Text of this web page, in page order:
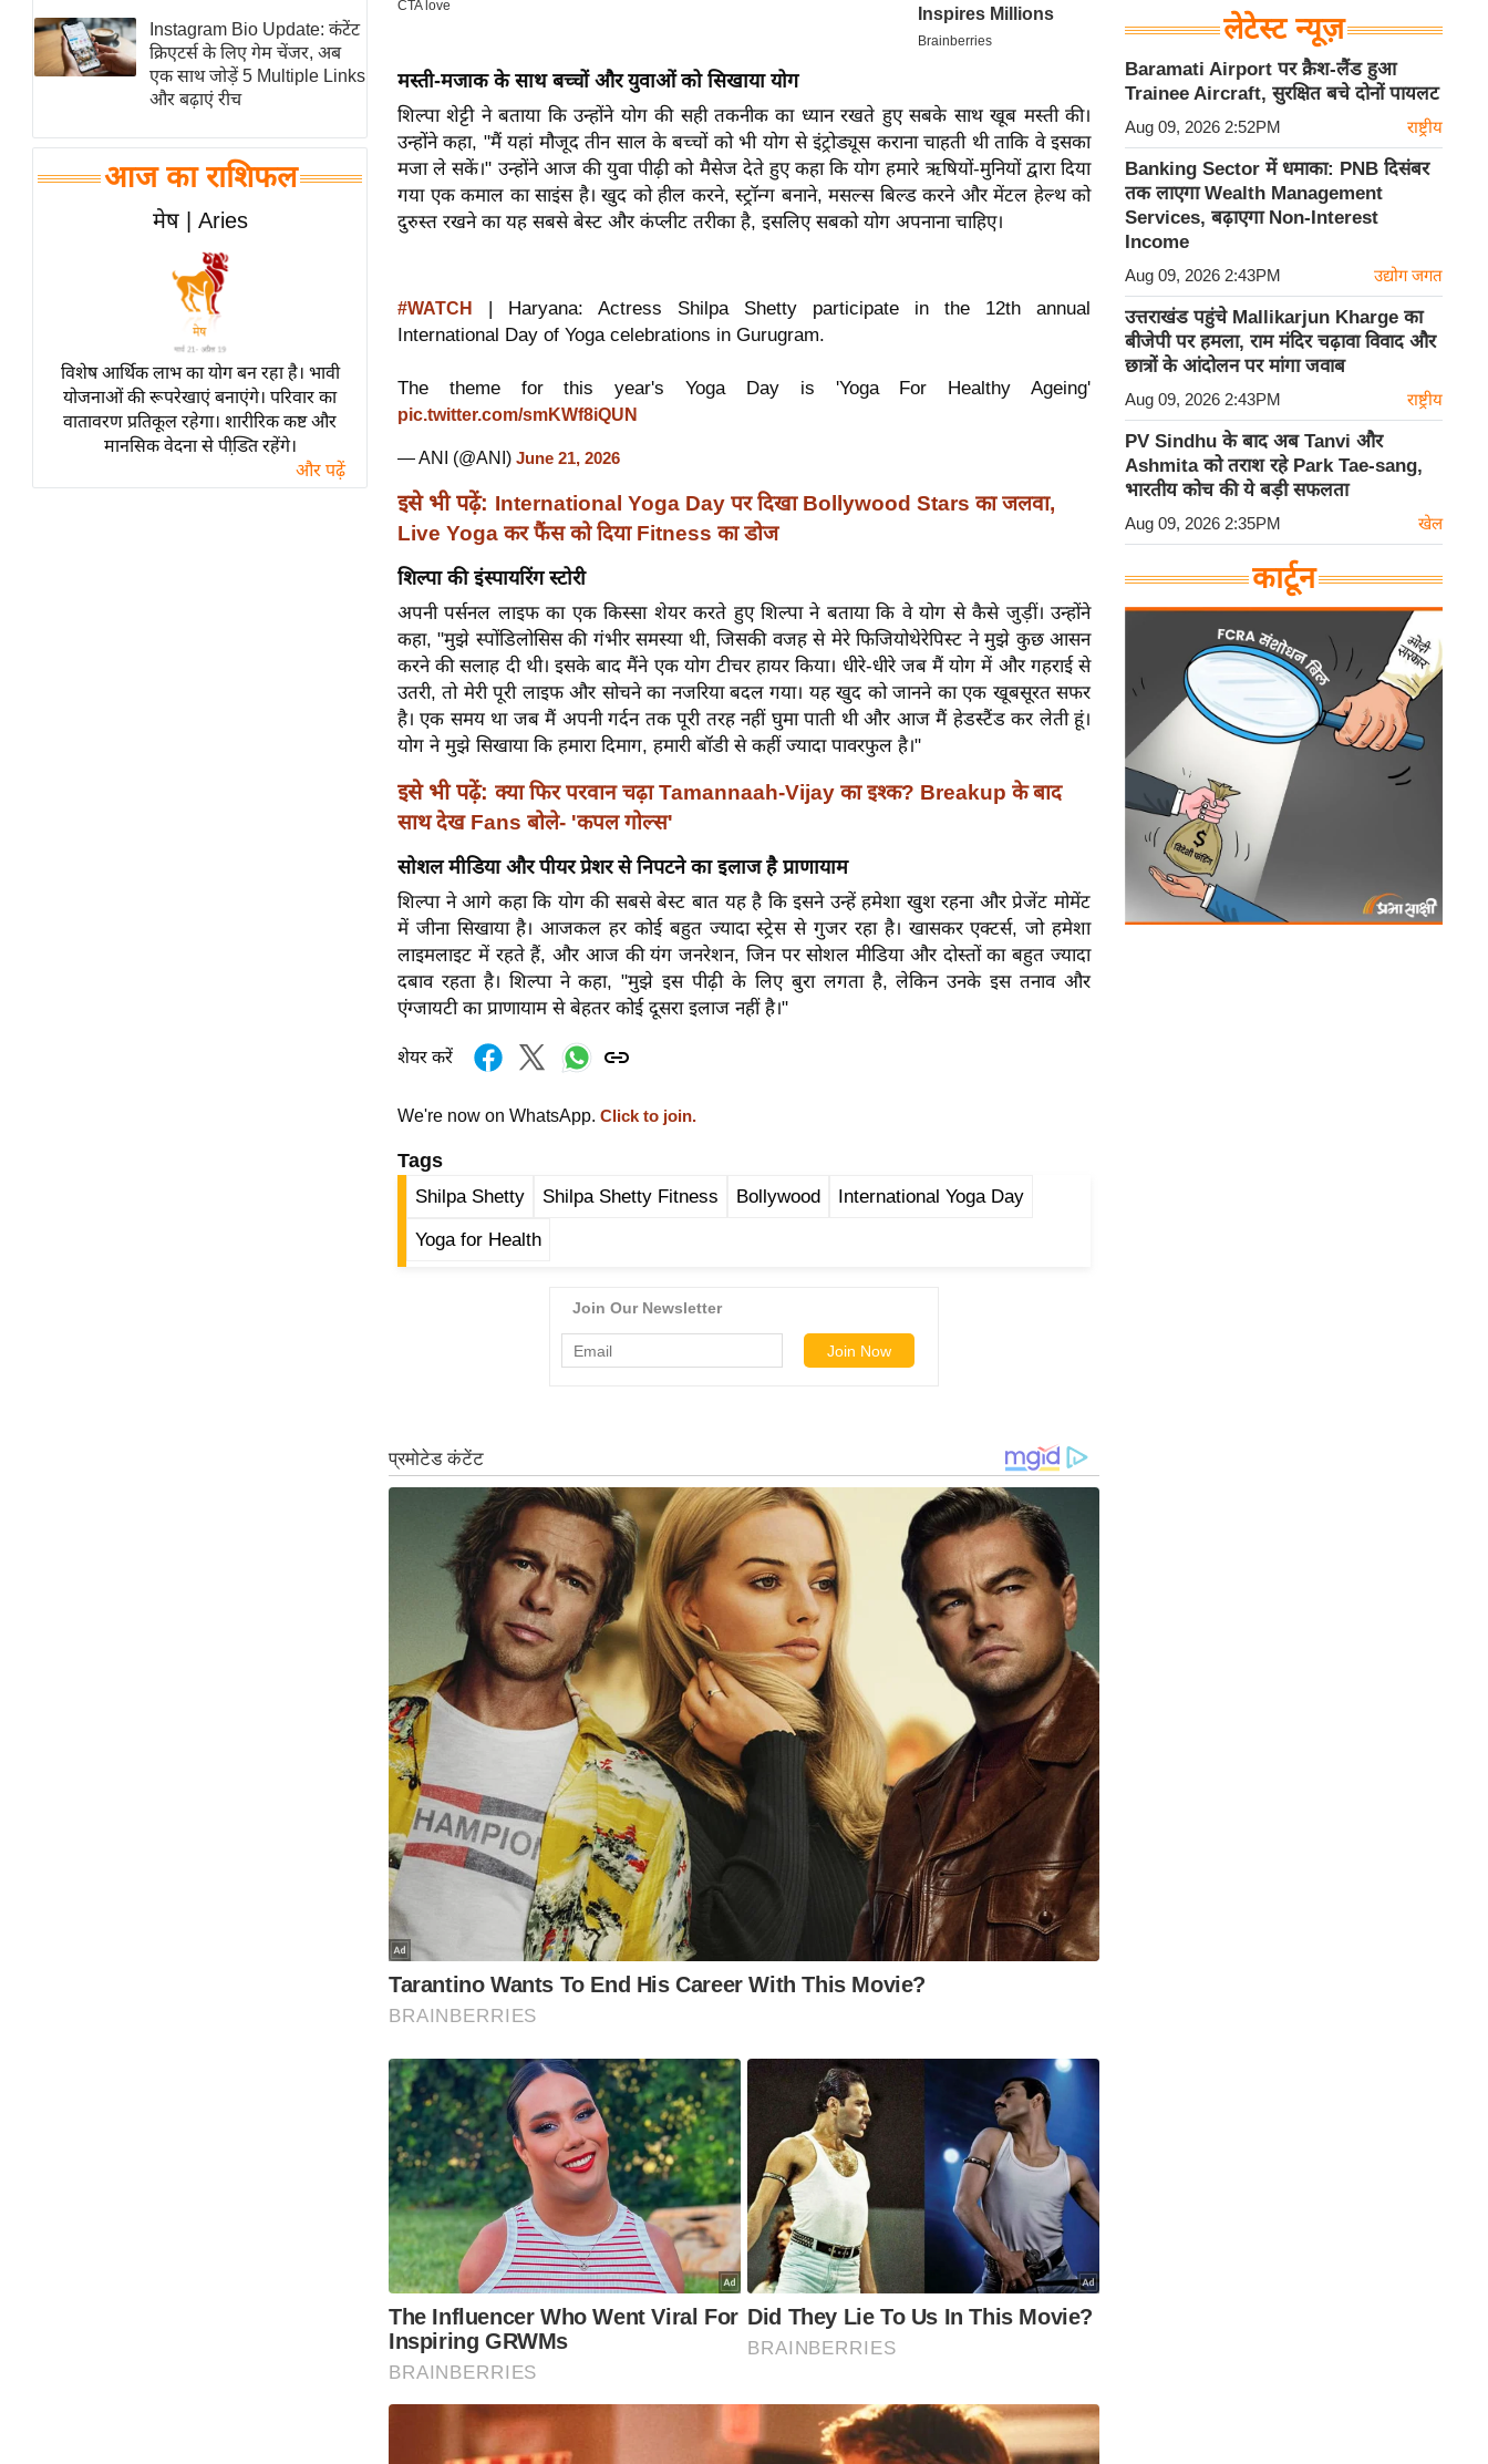
स्तंभ
एम.
आर.
चाय पर
समीक्षा
व्रत
त्योहार
राशिफल
विश्लेषण
Instagram Bio Update: कंटेंट
क्रिएटर्स के लिए गेम चेंजर, अब
एक साथ जोड़ें 5 Multiple Links
और बढ़ाएं रीच
आज का राशिफल
मेष | Aries
विशेष आर्थिक लाभ का योग बन रहा है। भावी
योजनाओं की रूपरेखाएं बनाएंगे। परिवार का
वातावरण प्रतिकूल रहेगा। शारीरिक कष्ट और
मानसिक वेदना से पीडि़त रहेंगे।
और पढ़ें
मस्ती-मजाक के साथ बच्चों और युवाओं को सिखाया योग
शिल्पा शेट्टी ने बताया कि उन्होंने योग की सही तकनीक का ध्यान रखते हुए सबके साथ खूब मस्ती की।
उन्होंने कहा, "मैं यहां मौजूद तीन साल के बच्चों को भी योग से इंट्रोड्यूस कराना चाहती थी ताकि वे इसका
मजा ले सकें।" उन्होंने आज की युवा पीढ़ी को मैसेज देते हुए कहा कि योग हमारे ऋषियों-मुनियों द्वारा दिया
गया एक कमाल का साइंस है। खुद को हील करने, स्ट्रॉन्ग बनाने, मसल्स बिल्ड करने और मेंटल हेल्थ को
दुरुस्त रखने का यह सबसे बेस्ट और कंप्लीट तरीका है, इसलिए सबको योग अपनाना चाहिए।
#WATCH
| Haryana: Actress Shilpa Shetty participate in the 12th annual
International Day of Yoga celebrations in Gurugram.
The theme for this year's Yoga Day is 'Yoga For Healthy Ageing'
pic.twitter.com/smKWf8iQUN
— ANI (@ANI) June 21, 2026
इसे भी पढ़ें: International Yoga Day पर दिखा Bollywood Stars का जलवा,
Live Yoga कर फैंस को दिया Fitness का डोज
शिल्पा की इंस्पायरिंग स्टोरी
अपनी पर्सनल लाइफ का एक किस्सा शेयर करते हुए शिल्पा ने बताया कि वे योग से कैसे जुड़ीं। उन्होंने
कहा, "मुझे स्पोंडिलोसिस की गंभीर समस्या थी, जिसकी वजह से मेरे फिजियोथेरेपिस्ट ने मुझे कुछ आसन
करने की सलाह दी थी। इसके बाद मैंने एक योग टीचर हायर किया। धीरे-धीरे जब मैं योग में और गहराई से
उतरी, तो मेरी पूरी लाइफ और सोचने का नजरिया बदल गया। यह खुद को जानने का एक खूबसूरत सफर
है। एक समय था जब मैं अपनी गर्दन तक पूरी तरह नहीं घुमा पाती थी और आज मैं हेडस्टैंड कर लेती हूं।
योग ने मुझे सिखाया कि हमारा दिमाग, हमारी बॉडी से कहीं ज्यादा पावरफुल है।"
इसे भी पढ़ें: क्या फिर परवान चढ़ा Tamannaah-Vijay का इश्क? Breakup के बाद
साथ देख Fans बोले- 'कपल गोल्स'
सोशल मीडिया और पीयर प्रेशर से निपटने का इलाज है प्राणायाम
शिल्पा ने आगे कहा कि योग की सबसे बेस्ट बात यह है कि इसने उन्हें हमेशा खुश रहना और प्रेजेंट मोमेंट
में जीना सिखाया है। आजकल हर कोई बहुत ज्यादा स्ट्रेस से गुजर रहा है। खासकर एक्टर्स, जो हमेशा
लाइमलाइट में रहते हैं, और आज की यंग जनरेशन, जिन पर सोशल मीडिया और दोस्तों का बहुत ज्यादा
दबाव रहता है। शिल्पा ने कहा, "मुझे इस पीढ़ी के लिए बुरा लगता है, लेकिन उनके इस तनाव और
एंग्जायटी का प्राणायाम से बेहतर कोई दूसरा इलाज नहीं है।"
शेयर करें
We're now on WhatsApp. Click to join.
Tags
Shilpa Shetty Shilpa Shetty Fitness Bollywood International Yoga Day
Yoga for Health
लेटेस्ट न्यूज़
Baramati Airport पर क्रैश-लैंड हुआ
Trainee Aircraft, सुरक्षित बचे दोनों पायलट
Aug 09, 2026 2:52PM राष्ट्रीय
Banking Sector में धमाका: PNB दिसंबर
तक लाएगा Wealth Management
Services, बढ़ाएगा Non-Interest
Income
Aug 09, 2026 2:43PM उद्योग जगत
उत्तराखंड पहुंचे Mallikarjun Kharge का
बीजेपी पर हमला, राम मंदिर चढ़ावा विवाद और
छात्रों के आंदोलन पर मांगा जवाब
Aug 09, 2026 2:43PM राष्ट्रीय
PV Sindhu के बाद अब Tanvi और
Ashmita को तराश रहे Park Tae-sang,
भारतीय कोच की ये बड़ी सफलता
Aug 09, 2026 2:35PM खेल
कार्टून